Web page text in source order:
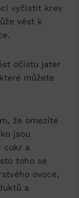
vyčistit⁢ krev
vést ​k
‍očistu jater
můžete
​že omezíte
jsou
cukr‌ a
toho se
ovoce,
a